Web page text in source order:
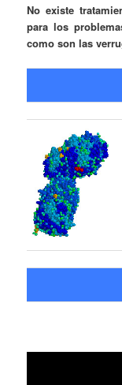
No existe
para los
como son las